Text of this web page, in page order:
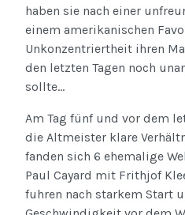
haben sie nach einer
einem amerikanischen
Unkonzentriertheit ihren
den letzten Tagen noch
sollte…
Am Tag fünf und vor dem
die Altmeister klare
fanden sich 6 ehemalige
Paul Cayard mit Frithjof
fuhren nach starkem Start